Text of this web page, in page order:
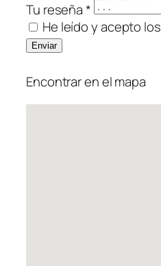
Tu reseña *
He leído y acepto los
Encontrar en el mapa